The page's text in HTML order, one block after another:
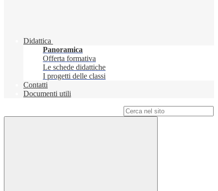
Didattica
Panoramica
Offerta formativa
Le schede didattiche
I progetti delle classi
Contatti
Documenti utili